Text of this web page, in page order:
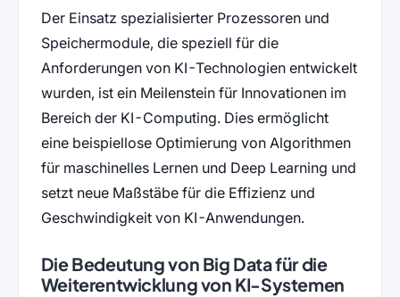
Der Einsatz spezialisierter Prozessoren und
Speichermodule, die speziell für die
Anforderungen von KI-Technologien entwickelt
wurden, ist ein Meilenstein für Innovationen im
Bereich der KI-Computing. Dies ermöglicht
eine beispiellose Optimierung von Algorithmen
für maschinelles Lernen und Deep Learning und
setzt neue Maßstäbe für die Effizienz und
Geschwindigkeit von KI-Anwendungen.
Die Bedeutung von Big Data für die
Weiterentwicklung von KI-Systemen